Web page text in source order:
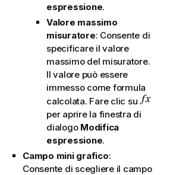
espressione.
Valore massimo
misuratore: Consente di
specificare il valore
massimo del misuratore.
Il valore può essere
immesso come formula
calcolata. Fare clic su
per aprire la finestra di
dialogo Modifica
espressione.
Campo mini grafico:
Consente di scegliere il campo